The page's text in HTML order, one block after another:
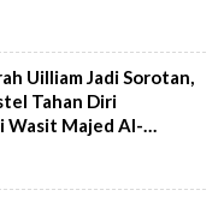
Uilliam Jadi Sorotan,
Tahan Diri
Wasit Majed Al-